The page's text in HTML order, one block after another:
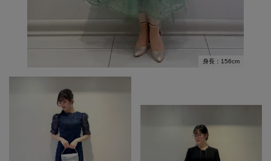
身長：156cm